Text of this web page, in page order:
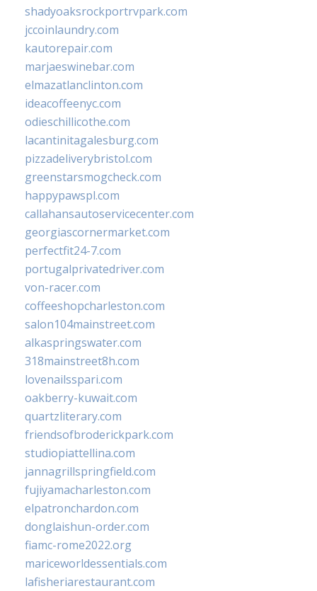
shadyoaksrockportrvpark.com
jccoinlaundry.com
kautorepair.com
marjaeswinebar.com
elmazatlanclinton.com
ideacoffeenyc.com
odieschillicothe.com
lacantinitagalesburg.com
pizzadeliverybristol.com
greenstarsmogcheck.com
happypawspl.com
callahansautoservicecenter.com
georgiascornermarket.com
perfectfit24-7.com
portugalprivatedriver.com
von-racer.com
coffeeshopcharleston.com
salon104mainstreet.com
alkaspringswater.com
318mainstreet8h.com
lovenailsspari.com
oakberry-kuwait.com
quartzliterary.com
friendsofbroderickpark.com
studiopiattellina.com
jannagrillspringfield.com
fujiyamacharleston.com
elpatronchardon.com
donglaishun-order.com
fiamc-rome2022.org
mariceworldessentials.com
lafisheriarestaurant.com